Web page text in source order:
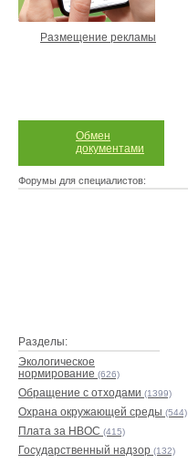
Размещение рекламы
Обмен
документами
Форумы для специалистов:
Разделы:
Экологическое
нормирование (626)
Обращение с отходами (1399)
Охрана окружающей среды (544)
Плата за НВОС (415)
Государственный надзор (132)